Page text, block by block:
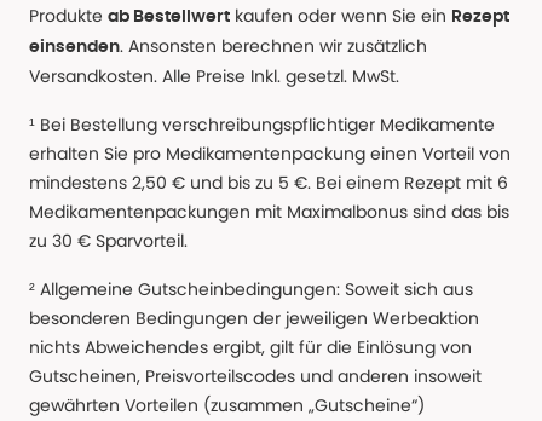
Produkte ab Bestellwert kaufen oder wenn Sie ein Rezept
einsenden. Ansonsten berechnen wir zusätzlich
Versandkosten. Alle Preise Inkl. gesetzl. MwSt.
¹ Bei Bestellung verschreibungspflichtiger Medikamente
erhalten Sie pro Medikamentenpackung einen Vorteil von
mindestens 2,50 € und bis zu 5 €. Bei einem Rezept mit 6
Medikamentenpackungen mit Maximalbonus sind das bis
zu 30 € Sparvorteil.
² Allgemeine Gutscheinbedingungen: Soweit sich aus
besonderen Bedingungen der jeweiligen Werbeaktion
nichts Abweichendes ergibt, gilt für die Einlösung von
Gutscheinen, Preisvorteilscodes und anderen insoweit
gewährten Vorteilen (zusammen „Gutscheine“)